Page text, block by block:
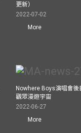
更新）
2022-07-02
More
Nowhere Boys演唱會
觀眾漫遊宇宙
2022-06-27
More